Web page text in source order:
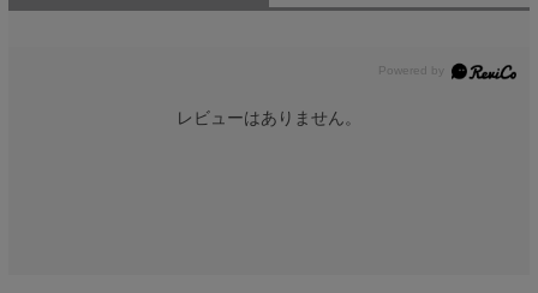
レビューはありません。